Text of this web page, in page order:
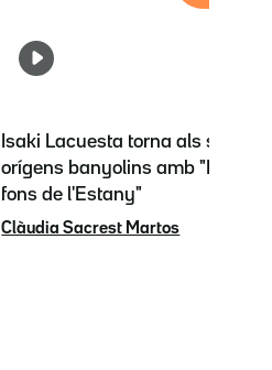
Isaki Lacuesta torna als seus
orígens banyolins amb "El
fons de l'Estany"
Clàudia Sacrest Martos